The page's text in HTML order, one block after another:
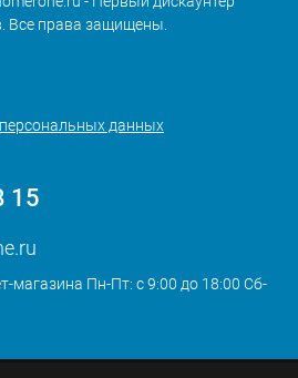
Все права защищены.
данных
15
магазина Пн-Пт: с 9:00 до 18:00 Сб-